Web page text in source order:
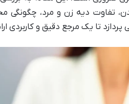
تفاوت دیه زن و مرد،